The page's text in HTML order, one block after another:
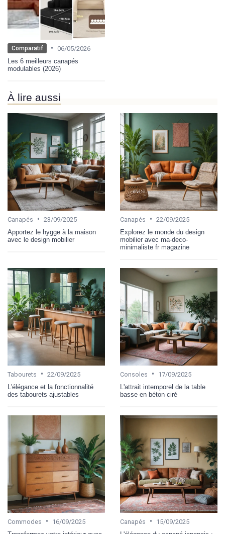
Comparatif • 06/05/2026
Les 6 meilleurs canapés
modulables (2026)
À lire aussi
Canapés • 23/09/2025
Apportez le hygge à la maison
avec le design mobilier
Canapés • 22/09/2025
Explorez le monde du design
mobilier avec ma-deco-
minimaliste fr magazine
Tabourets • 22/09/2025
L'élégance et la fonctionnalité
des tabourets ajustables
Consoles •
17/09/2025
L'attrait intemporel de la table
basse en béton ciré
Commodes •
16/09/2025
Canapés •
15/09/2025